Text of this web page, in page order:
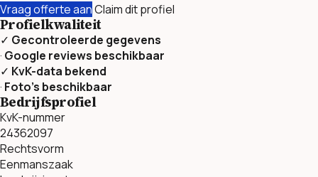
Vraag offerte aanClaim dit profiel
Profielkwaliteit
✓ Gecontroleerde gegevens
· Google reviews beschikbaar
✓ KvK-data bekend
· Foto’s beschikbaar
Bedrijfsprofiel
KvK-nummer
24362097
Rechtsvorm
Eenmanszaak